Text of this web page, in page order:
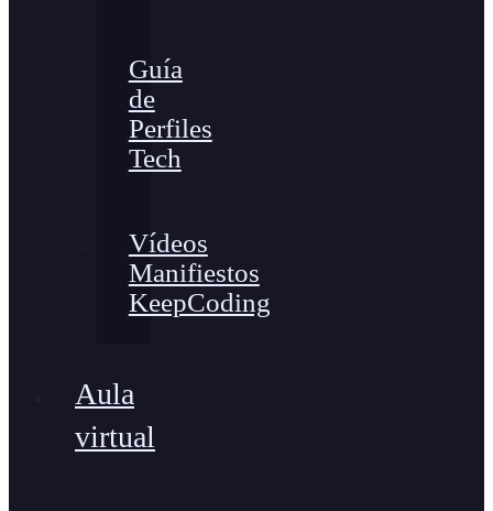
Guía
de
Perfiles
Tech
Vídeos
Manifiestos
KeepCoding
Aula
virtual